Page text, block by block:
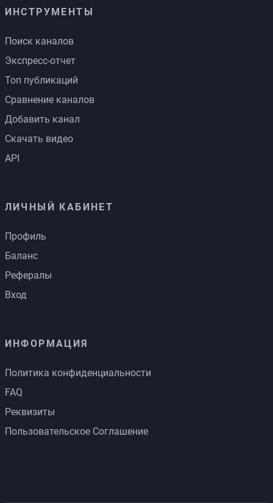
ИНСТРУМЕНТЫ
Поиск каналов
Экспресс-отчет
Топ публикаций
Сравнение каналов
Добавить канал
Скачать видео
API
ЛИЧНЫЙ КАБИНЕТ
Профиль
Баланс
Рефералы
Вход
ИНФОРМАЦИЯ
Политика конфиденциальности
FAQ
Реквизиты
Пользовательское Соглашение